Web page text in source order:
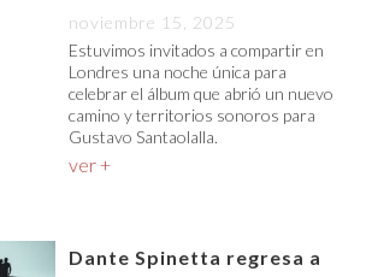
noviembre 15, 2025
Estuvimos invitados a compartir en
Londres una noche única para
celebrar el álbum que abrió un nuevo
camino y territorios sonoros para
Gustavo Santaolalla.
ver +
Dante Spinetta regresa a